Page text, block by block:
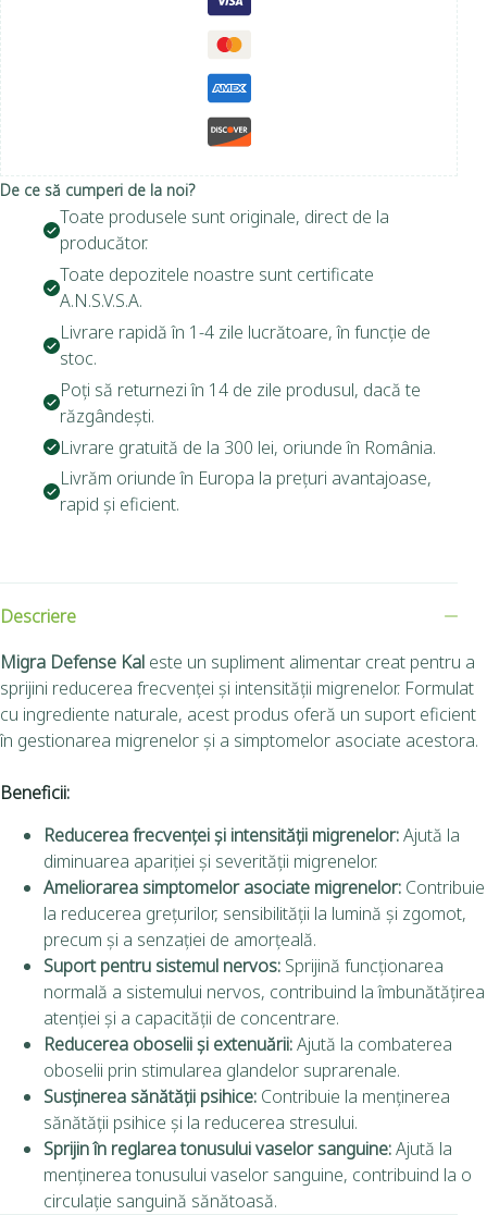
De ce să cumperi de la noi?
Toate produsele sunt originale, direct de la
producător.
Toate depozitele noastre sunt certificate
A.N.S.V.S.A.
Livrare rapidă în 1-4 zile lucrătoare, în funcție de
stoc.
Poți să returnezi în 14 de zile produsul, dacă te
răzgândești.
Livrare gratuită de la 300 lei, oriunde în România.
Livrăm oriunde în Europa la prețuri avantajoase,
rapid și eficient.
Descriere
Migra Defense Kal este un supliment alimentar creat pentru a
sprijini reducerea frecvenței și intensității migrenelor. Formulat
cu ingrediente naturale, acest produs oferă un suport eficient
în gestionarea migrenelor și a simptomelor asociate acestora.
Beneficii:
Reducerea frecvenței și intensității migrenelor:Ajută la
diminuarea apariției și severității migrenelor.
Ameliorarea simptomelor asociate migrenelor: Contribuie
la reducerea grețurilor, sensibilității la lumină și zgomot,
precum și a senzației de amorțeală.
Suport pentru sistemul nervos: Sprijină funcționarea
normală a sistemului nervos, contribuind la îmbunătățirea
atenției și a capacității de concentrare.
Reducerea oboselii și extenuării:Ajută la combaterea
oboselii prin stimularea glandelor suprarenale.
Susținerea sănătății psihice: Contribuie la menținerea
sănătății psihice și la reducerea stresului.
Sprijin în reglarea tonusului vaselor sanguine:Ajută la
menținerea tonusului vaselor sanguine, contribuind la o
circulație sanguină sănătoasă.